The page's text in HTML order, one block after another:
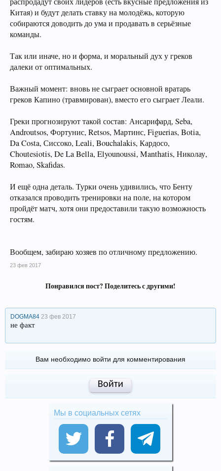
Китая) и будут делать ставку на молодёжь, которую
собираются доводить до ума и продавать в серьёзные
команды.
Так или иначе, но и форма, и моральный дух у греков
далеки от оптимальных.
Важный момент: вновь не сыграет основной вратарь
греков Капино (травмирован), вместо его сыграет Леали.
Греки прогнозируют такой состав: Ансарифард, Seba,
Androutsos, Фортунис, Retsos, Мартинс, Figuerias, Botia,
Da Costa, Сиссоко, Leali, Bouchalakis, Кардосо,
Choutesiotis, De La Bella, Elyounoussi, Manthatis, Николау,
Romao, Skafidas.
И ещё одна деталь. Турки очень удивились, что Бенту
отказался проводить тренировки на поле, на котором
пройдёт матч, хотя они предоставили такую возможность
гостям.
Вообщем, забираю хозяев по отличному предложению.
23 фев 2017
Понравился пост? Поделитесь с другими!
DOGMA84 23 фев 2017
не факт
Вам необходимо войти для комментирования
Войти
Мы в социальных сетях